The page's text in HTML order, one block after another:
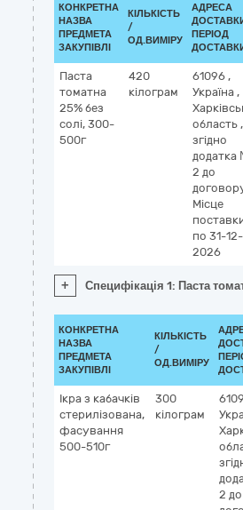
КОНКРЕТНА
НАЗВА
ПРЕДМЕТА
ЗАКУПІВЛІ
КІЛЬКІСТЬ
/
ОД.ВИМІРУ
АДРЕСА
ПЕРІОД
Паста
томатна
25% без
солі, 300-
500г
420
кілограм
61096 ,
Україна ,
область ,
згідно
2 до
Місце
по 31-12-
2026
+ Специфікація 1: Паста
КОНКРЕТНА
НАЗВА
ПРЕДМЕТА
ЗАКУПІВЛІ
КІЛЬКІСТЬ
/
ОД.ВИМІРУ
Ікра з кабачків
стерилізована,
фасування
500-510г
300
кілограм
2 до